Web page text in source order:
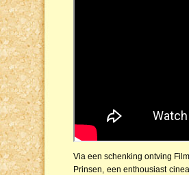
Via een schenking ontving
Prinsen, een enthousiast